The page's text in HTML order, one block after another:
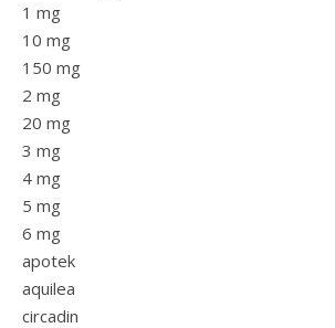
1 mg
10 mg
150 mg
2 mg
20 mg
3 mg
4 mg
5 mg
6 mg
apotek
aquilea
circadin